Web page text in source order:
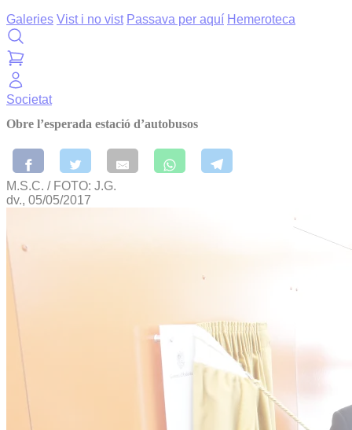
Galeries Vist i no vist Passava per aquí Hemeroteca
Societat
Obre l’esperada estació d’autobusos
M.S.C. / FOTO: J.G.
dv., 05/05/2017